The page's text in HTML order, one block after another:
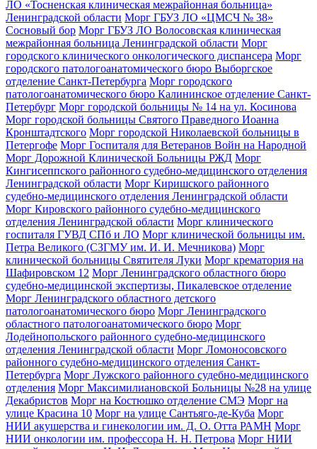
ЛО «Тосненская клиническая межрайонная больница»
Ленинградской области Морг ГБУЗ ЛО «ЦМСЧ № 38»
Сосновый бор Морг ГБУЗ ЛО Волосовская клиническая
межрайонная больница Ленинградской области Морг
городского клинического онкологического диспансера Морг
городского патологоанатомического бюро Выборгское
отделение Санкт-Петербурга Морг городского
патологоанатомического бюро Калининское отделение Санкт-
Петербург Морг городской больницы № 14 на ул. Косинова
Морг городской больницы Святого Праведного Иоанна
Кронштадтского Морг городской Николаевской больницы в
Петергофе Морг Госпиталя для Ветеранов Войн на Народной
Морг Дорожной Клинической Больницы РЖД Морг
Кингисеппского районного судебно-медицинского отделения
Ленинградской области Морг Киришского районного
судебно-медицинского отделения Ленинградской области
Морг Кировского районного судебно-медицинского
отделения Ленинградской области Морг клинического
госпиталя ГУВД СПб и ЛО Морг клинической больницы им.
Петра Великого (СЗГМУ им. И. И. Мечникова) Морг
клинической больницы Святителя Луки Морг крематория на
Шафировском 12 Морг Ленинградского областного бюро
судебно-медицинской экспертизы, Пикалевское отделение
Морг Ленинградского областного детского
патологоанатомического бюро Морг Ленинградского
областного патологоанатомического бюро Морг
Лодейнопольского районного судебно-медицинского
отделения Ленинградской области Морг Ломоносовского
районного судебно-медицинского отделения Санкт-
Петербурга Морг Лужского районного судебно-медицинского
отделения Морг Максимилиановской Больницы №28 на улице
Декабристов Морг на Костюшко отделение СМЭ Морг на
улице Красина 10 Морг на улице Сантьяго-де-Куба Морг
НИИ акушерства и гинекологии им. Д. О. Отта РАМН Морг
НИИ онкологии им. профессора Н. Н. Петрова Морг НИИ